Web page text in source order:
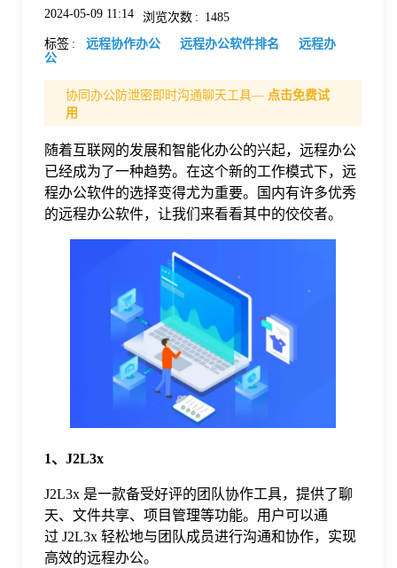
格
题
2024-05-09 11:14 浏览次数 : 1485
标签 : 远程协作办公 远程办公软件排名
远程办
公
协同办公防泄密即时沟通聊天工具— 点击免费试
用
随着互联网的发展和智能化办公的兴起，远程办公
已经成为了一种趋势。在这个新的工作模式下，远
程办公软件的选择变得尤为重要。国内有许多优秀
的远程办公软件，让我们来看看其中的佼佼者。
1、J2L3x
J2L3x 是一款备受好评的团队协作工具，提供了聊
天、文件共享、项目管理等功能。用户可以通
过 J2L3x 轻松地与团队成员进行沟通和协作，实现
高效的远程办公。